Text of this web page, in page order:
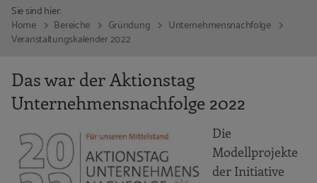
Sie sind hier:
Home
Bereiche Gründung
Unternehmensnachfolge
Veranstaltungskalender 2022
Das war der Aktionstag
Unternehmensnachfolge 2022
Die
Modellprojekte
der Initiative